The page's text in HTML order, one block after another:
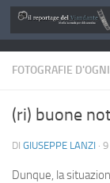
Salta al
FOTOGRAFIE
(ri) buone
DI GIUSEPPE LANZI · 9
Dunque, la